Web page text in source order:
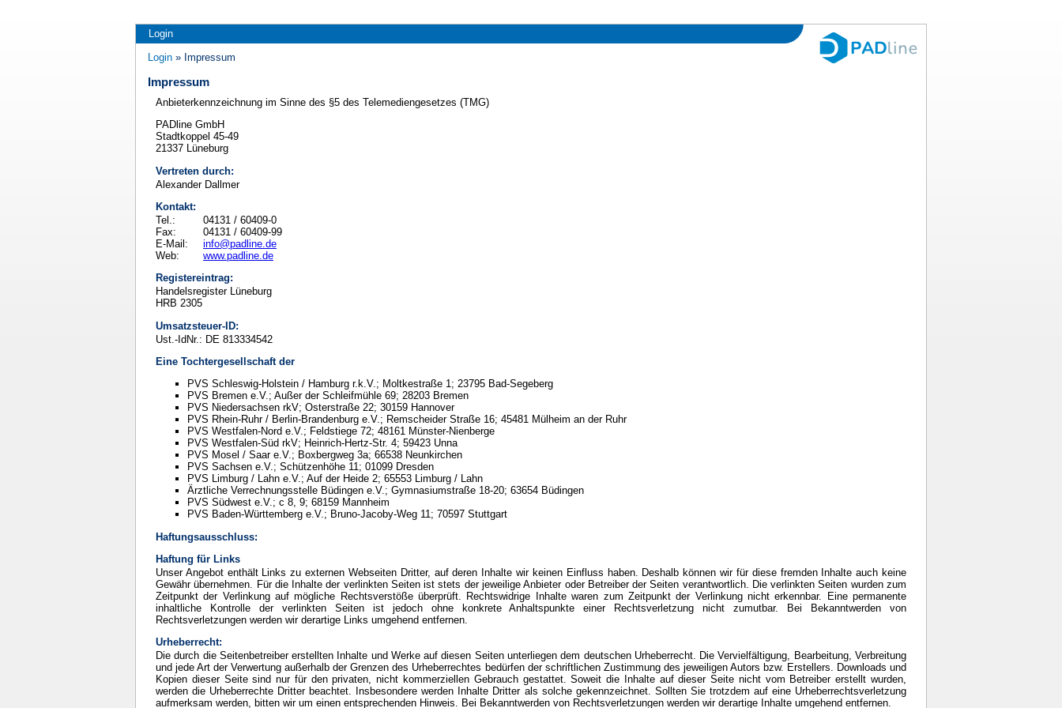
Login
Login » Impressum
Impressum
Anbieterkennzeichnung im Sinne des §5 des Telemediengesetzes (TMG)
PADline GmbH
Stadtkoppel 45-49
21337 Lüneburg
Vertreten durch:
Alexander Dallmer
Kontakt:
Tel.:
04131 / 60409-0
Fax:
04131 / 60409-99
E-Mail:
info@padline.de
Web:
www.padline.de
Registereintrag:
Handelsregister Lüneburg
HRB 2305
Umsatzsteuer-ID:
Ust.-IdNr.: DE 813334542
Eine Tochtergesellschaft der
PVS Schleswig-Holstein / Hamburg r.k.V.; Moltkestraße 1; 23795 Bad-Segeberg
PVS Bremen e.V.; Außer der Schleifmühle 69; 28203 Bremen
PVS Niedersachsen rkV; Osterstraße 22; 30159 Hannover
PVS Rhein-Ruhr / Berlin-Brandenburg e.V.; Remscheider Straße 16; 45481 Mülheim an der Ruhr
PVS Westfalen-Nord e.V.; Feldstiege 72; 48161 Münster-Nienberge
PVS Westfalen-Süd rkV; Heinrich-Hertz-Str. 4; 59423 Unna
PVS Mosel / Saar e.V.; Boxbergweg 3a; 66538 Neunkirchen
PVS Sachsen e.V.; Schützenhöhe 11; 01099 Dresden
PVS Limburg / Lahn e.V.; Auf der Heide 2; 65553 Limburg / Lahn
Ärztliche Verrechnungsstelle Büdingen e.V.; Gymnasiumstraße 18-20; 63654 Büdingen
PVS Südwest e.V.; c 8, 9; 68159 Mannheim
PVS Baden-Württemberg e.V.; Bruno-Jacoby-Weg 11; 70597 Stuttgart
Haftungsausschluss:
Haftung für Links
Unser Angebot enthält Links zu externen Webseiten Dritter, auf deren Inhalte wir keinen Einfluss haben. Deshalb können wir für diese fremden Inhalte auch keine
Gewähr übernehmen. Für die Inhalte der verlinkten Seiten ist stets der jeweilige Anbieter oder Betreiber der Seiten verantwortlich. Die verlinkten Seiten wurden zum
Zeitpunkt der Verlinkung auf mögliche Rechtsverstöße überprüft. Rechtswidrige Inhalte waren zum Zeitpunkt der Verlinkung nicht erkennbar. Eine permanente
inhaltliche Kontrolle der verlinkten Seiten ist jedoch ohne konkrete Anhaltspunkte einer Rechtsverletzung nicht zumutbar. Bei Bekanntwerden von
Rechtsverletzungen werden wir derartige Links umgehend entfernen.
Urheberrecht:
Die durch die Seitenbetreiber erstellten Inhalte und Werke auf diesen Seiten unterliegen dem deutschen Urheberrecht. Die Vervielfältigung, Bearbeitung, Verbreitung
und jede Art der Verwertung außerhalb der Grenzen des Urheberrechtes bedürfen der schriftlichen Zustimmung des jeweiligen Autors bzw. Erstellers. Downloads und
Kopien dieser Seite sind nur für den privaten, nicht kommerziellen Gebrauch gestattet. Soweit die Inhalte auf dieser Seite nicht vom Betreiber erstellt wurden,
werden die Urheberrechte Dritter beachtet. Insbesondere werden Inhalte Dritter als solche gekennzeichnet. Sollten Sie trotzdem auf eine Urheberrechtsverletzung
aufmerksam werden, bitten wir um einen entsprechenden Hinweis. Bei Bekanntwerden von Rechtsverletzungen werden wir derartige Inhalte umgehend entfernen.